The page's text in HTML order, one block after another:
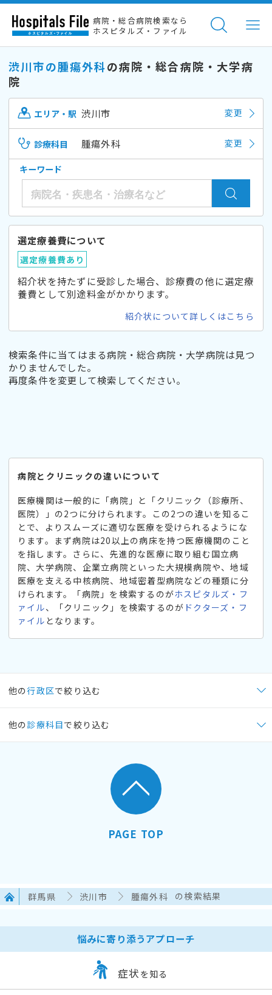
病院・総合病院検索なら
ホスピタルズ・ファイル
渋川市の腫瘍外科の病院・総合病院・大学病
院
エリア・駅 渋川市 変更
診療科目 腫瘍外科 変更
キーワード
選定療養費について
選定療養費あり
紹介状を持たずに受診した場合、診療費の他に選定療
養費として別途料金がかかります。
紹介状について詳しくはこちら
検索条件に当てはまる病院・総合病院・大学病院は見つ
かりませんでした。
再度条件を変更して検索してください。
病院とクリニックの違いについて
医療機関は一般的に「病院」と「クリニック（診療所、
医院）」の2つに分けられます。この2つの違いを知るこ
とで、よりスムーズに適切な医療を受けられるようにな
ります。まず病院は20以上の病床を持つ医療機関のこと
を指します。さらに、先進的な医療に取り組む国立病
院、大学病院、企業立病院といった大規模病院や、地域
医療を支える中核病院、地域密着型病院などの種類に分
けられます。「病院」を検索するのがホスピタルズ・フ
ァイル、「クリニック」を検索するのが ドクターズ・フ
ァイル となります。
他の行政区で絞り込む
他の 診療科目で絞り込む
PAGE TOP
群馬県 渋川市 腫瘍外科 の検索結果
悩みに寄り添うアプローチ
症状 を知る